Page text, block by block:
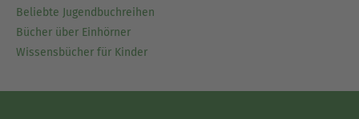
Beliebte Jugendbuchreihen
Bücher über Einhörner
Wissensbücher für Kinder